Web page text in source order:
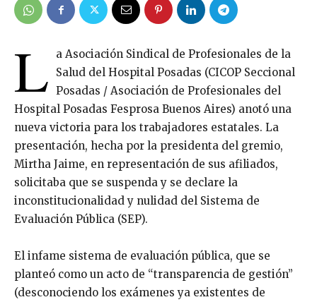
L
a Asociación Sindical de Profesionales de la
Salud del Hospital Posadas (CICOP Seccional
Posadas / Asociación de Profesionales del
Hospital Posadas Fesprosa Buenos Aires) anotó una
nueva victoria para los trabajadores estatales. La
presentación, hecha por la presidenta del gremio,
Mirtha Jaime, en representación de sus afiliados,
solicitaba que se suspenda y se declare la
inconstitucionalidad y nulidad del Sistema de
Evaluación Pública (SEP).
El infame sistema de evaluación pública, que se
planteó como un acto de “transparencia de gestión”
(desconociendo los exámenes ya existentes de